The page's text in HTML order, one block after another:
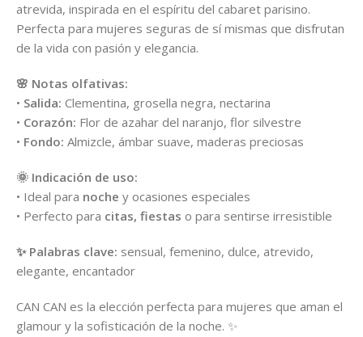
atrevida, inspirada en el espíritu del cabaret parisino.
Perfecta para mujeres seguras de sí mismas que disfrutan
de la vida con pasión y elegancia.
🌸 Notas olfativas:
• Salida: Clementina, grosella negra, nectarina
• Corazón: Flor de azahar del naranjo, flor silvestre
• Fondo: Almizcle, ámbar suave, maderas preciosas
🌞 Indicación de uso:
• Ideal para noche y ocasiones especiales
• Perfecto para citas, fiestas o para sentirse irresistible
✨ Palabras clave: sensual, femenino, dulce, atrevido,
elegante, encantador
CAN CAN es la elección perfecta para mujeres que aman el
glamour y la sofisticación de la noche. ✨